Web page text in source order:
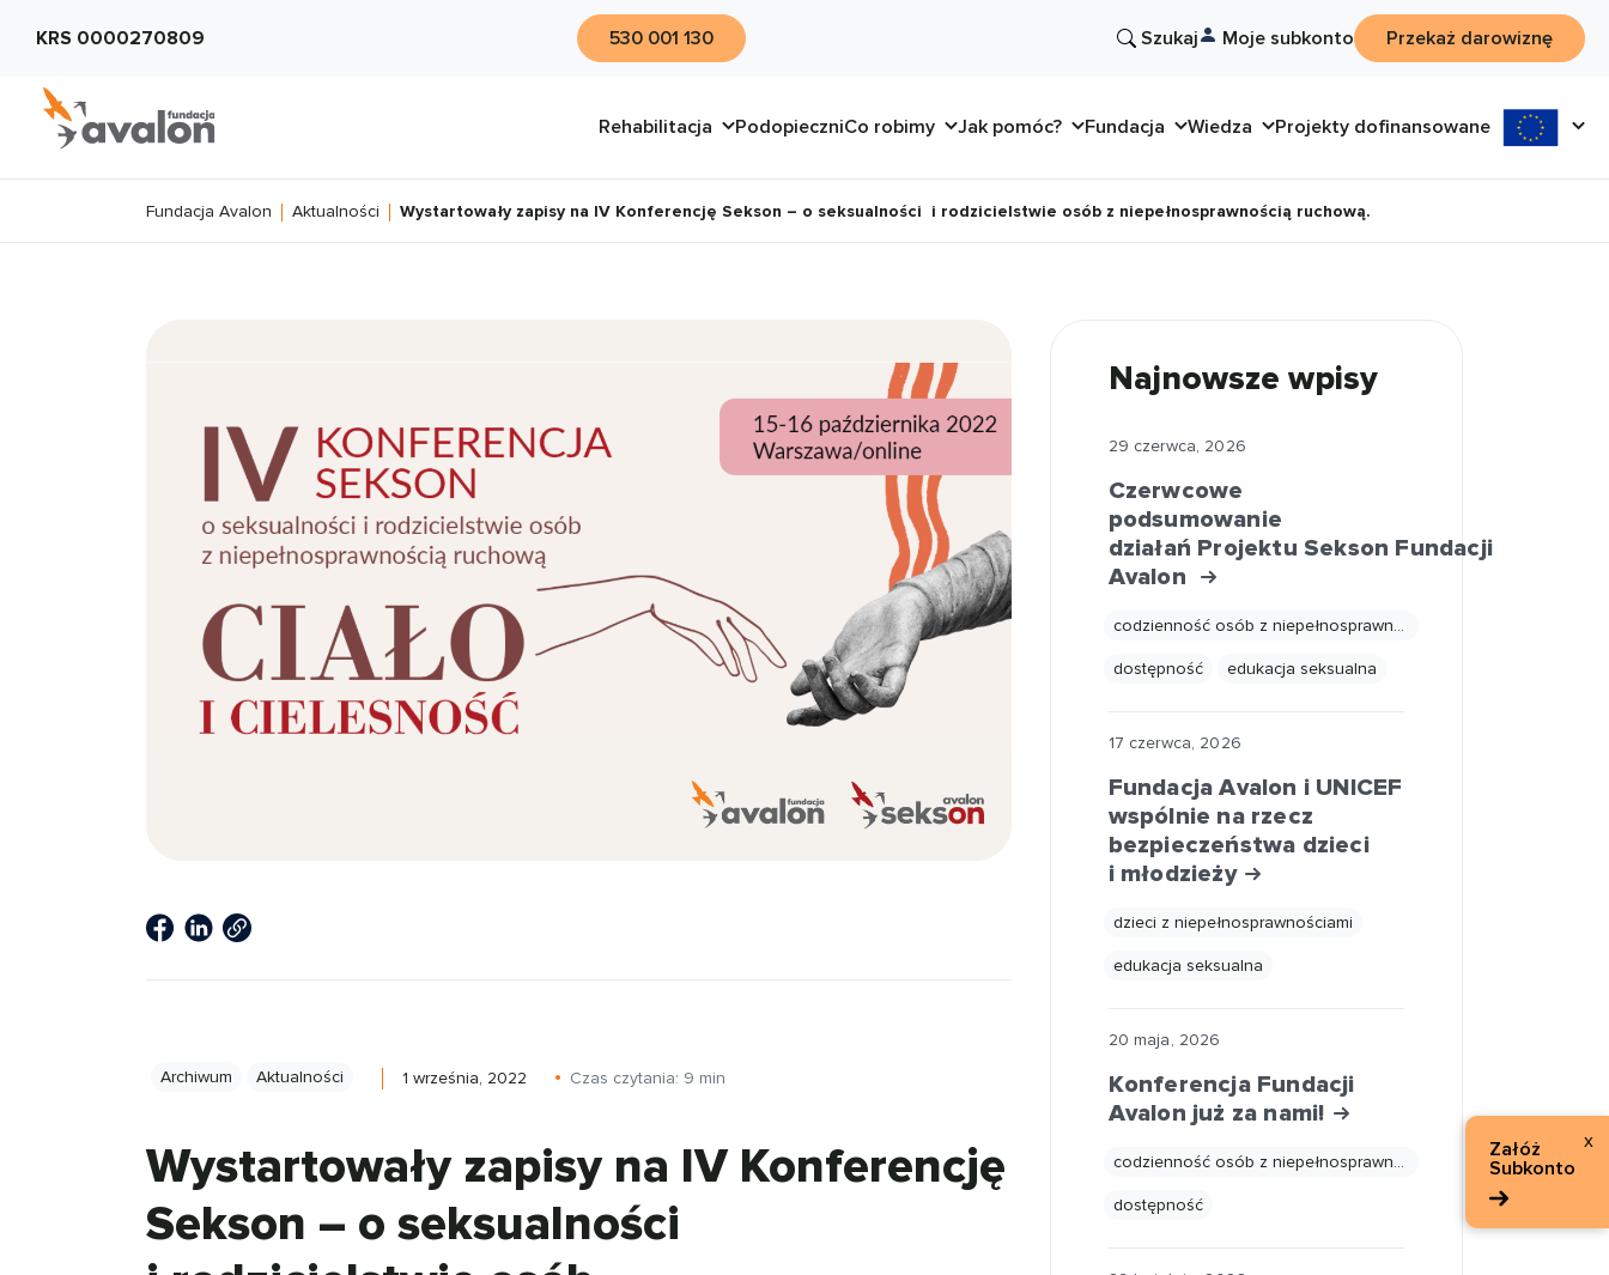
Załóż
Subkonto
x
KRS 0000270809 530 001 130 Szukaj Moje subkonto Przekaż darowiznę
Rehabilitacja PodopieczniCo robimy Jak pomóc? Fundacja Wiedza Projekty dofinansowane
Fundacja Avalon Aktualności Wystartowały zapisy na IV Konferencję Sekson – o seksualności i rodzicielstwie osób z niepełnosprawnością ruchową.
Archiwum Aktualności 1 września, 2022 Czas czytania: 9 min
Wystartowały zapisy na IV Konferencję
Sekson – o seksualności
Najnowsze wpisy
29 czerwca, 2026
Czerwcowe
podsumowanie
działań Projektu Sekson Fundacji
Avalon
codzienność osób z niepełnosprawnościami
dostępność edukacja seksualna
17 czerwca, 2026
Fundacja Avalon i UNICEF
wspólnie na rzecz
bezpieczeństwa dzieci
i młodzieży
dzieci z niepełnosprawnościami
edukacja seksualna
20 maja, 2026
Konferencja Fundacji
Avalon już za nami!
codzienność osób z niepełnosprawnościami
dostępność